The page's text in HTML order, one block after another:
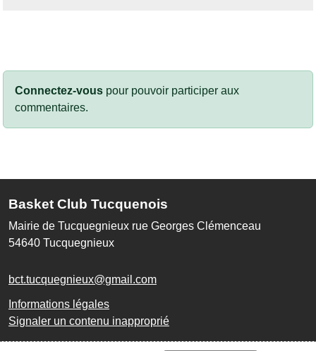
Connectez-vous pour pouvoir participer aux
commentaires.
Basket Club Tucquenois
Mairie de Tucquegnieux rue Georges Clémenceau
54640 Tucquegnieux
bct.tucquegnieux@gmail.com
Informations légales
Signaler un contenu inapproprié